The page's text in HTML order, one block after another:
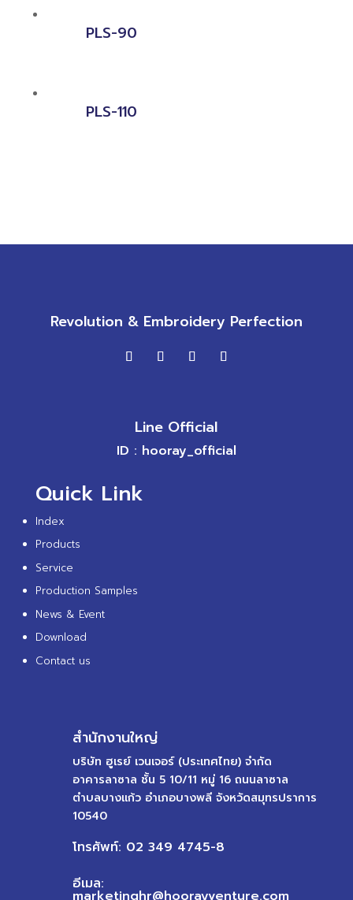
PLS-90
PLS-110
Revolution & Embroidery Perfection
Line Official
ID : hooray_official
Quick Link
Index
Products
Service
Production Samples
News & Event
Download
Contact us
สำนักงานใหญ่
บริษัท ฮูเรย์ เวนเจอร์ (ประเทศไทย) จำกัด
อาคารลาซาล ชั้น 5 10/11 หมู่ 16 ถนนลาซาล
ตำบลบางแก้ว อำเภอบางพลี จังหวัดสมุทรปราการ
10540
โทรศัพท์: 02 349 4745-8
อีเมล: